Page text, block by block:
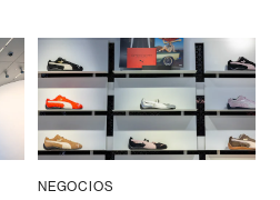
NEGOCIOS